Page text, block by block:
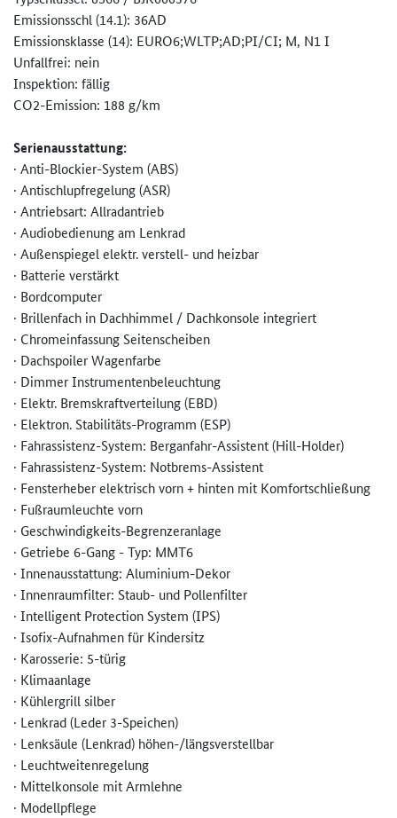
Emissionsschl (14.1): 36AD
Emissionsklasse (14): EURO6;WLTP;AD;PI/CI; M, N1 I
Unfallfrei: nein
Inspektion: fällig
CO2-Emission: 188 g/km
Serienausstattung:
· Anti-Blockier-System (ABS)
· Antischlupfregelung (ASR)
· Antriebsart: Allradantrieb
· Audiobedienung am Lenkrad
· Außenspiegel elektr. verstell- und heizbar
· Batterie verstärkt
· Bordcomputer
· Brillenfach in Dachhimmel / Dachkonsole integriert
· Chromeinfassung Seitenscheiben
· Dachspoiler Wagenfarbe
· Dimmer Instrumentenbeleuchtung
· Elektr. Bremskraftverteilung (EBD)
· Elektron. Stabilitäts-Programm (ESP)
· Fahrassistenz-System: Berganfahr-Assistent (Hill-Holder)
· Fahrassistenz-System: Notbrems-Assistent
· Fensterheber elektrisch vorn + hinten mit Komfortschließung
· Fußraumleuchte vorn
· Geschwindigkeits-Begrenzeranla­ge
· Getriebe 6-Gang - Typ: MMT6
· Innenausstattung: Aluminium-Dekor
· Innenraumfilter: Staub- und Pollenfilter
· Intelligent Protection System (IPS)
· Isofix-Aufnahmen für Kindersitz
· Karosserie: 5-türig
· Klimaanlage
· Kühlergrill silber
· Lenkrad (Leder 3-Speichen)
· Lenksäule (Lenkrad) höhen-/längsverstellbar
· Leuchtweitenregelung
· Mittelkonsole mit Armlehne
· Modellpflege